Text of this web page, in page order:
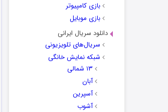
بازی کامپیوتر
بازی موبایل
دانلود سریال ایرانی
سریال‌های تلویزیونی
شبکه نمایش خانگی
۱۳ شمالی
آبان
آسپرین
آشوب